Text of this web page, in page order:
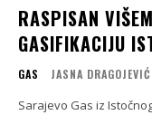
RASPISAN
GASIFIKACIJU
GAS JASNA DRAGOJEVIĆ
Sarajevo Gas iz